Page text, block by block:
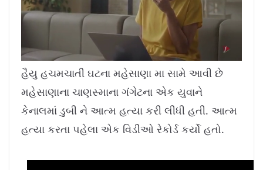
n
u
d
e
:
1
7
8
%
હૈયુ હચમચાતી ઘટના મહેસાણા મા સામે આવી છે
મહેસાણાના ચાણસ્માના ગંગેટના એક યુવાને
કેનાલમાં ડુબી ને આત્મ હત્યા કરી લીધી હતી. આત્મ
હત્યા કરતા પહેલા એક વિડીઓ રેકોર્ડ કર્યો હતો.